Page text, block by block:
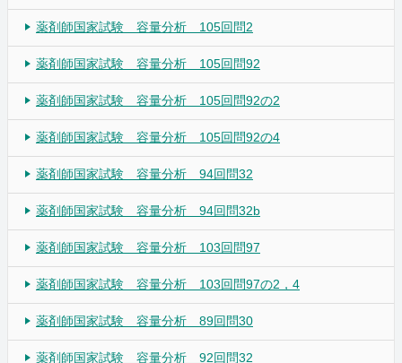
薬剤師国家試験 容量分析 105回問2
薬剤師国家試験 容量分析 105回問92
薬剤師国家試験 容量分析 105回問92の2
薬剤師国家試験 容量分析 105回問92の4
薬剤師国家試験 容量分析 94回問32
薬剤師国家試験 容量分析 94回問32b
薬剤師国家試験 容量分析 103回問97
薬剤師国家試験 容量分析 103回問97の2，4
薬剤師国家試験 容量分析 89回問30
薬剤師国家試験 容量分析 92回問32